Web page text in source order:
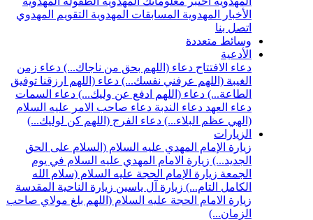
الأخبار المهدوية المسابقات المهدوية التقويم المهدوي
اتصل بنا
وسائط متعددة
الأدعية
دعاء الافتتاح دعاء (اللهم بحق من ناجاك...) دعاء زمن
الغيبة (اللهم عرفني نفسك...) دعاء (اللهم ارزقنا توفيق
الطاعة...) دعاء (اللهم ادفع عن وليك...) دعاء السمات
دعاء العهد دعاء الندبة دعاء صاحب الامر عليه السلام
(الهي عظم البلاء...) دعاء الفرج (اللهم كن لوليك...)
الزيارات
زيارة الإمام المهدي عليه السلام (السلام على الحق
الجديد...) زيارة الامام المهدي عليه السلام في يوم
الجمعة زيارة الإمام الحجة عليه السلام (سلام الله
الكامل التام...) زيارة آل ياسين زيارة الناحية المقدسة
زيارة الامام الحجة عليه السلام (اللهم بلغ مولاي صاحب
الزمان...)